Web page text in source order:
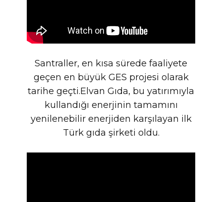
Santraller, en kısa sürede faaliyete
geçen en büyük GES projesi olarak
tarihe geçti.Elvan Gıda, bu yatırımıyla
kullandığı enerjinin tamamını
yenilenebilir enerjiden karşılayan ilk
Türk gıda şirketi oldu.